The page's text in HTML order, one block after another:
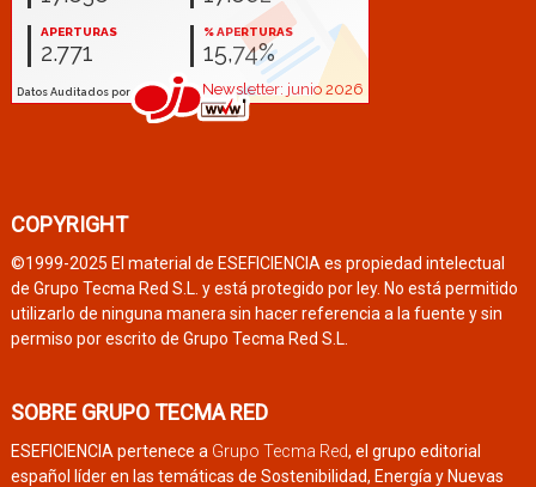
COPYRIGHT
©1999-2025 El material de ESEFICIENCIA es propiedad intelectual
de Grupo Tecma Red S.L. y está protegido por ley. No está permitido
utilizarlo de ninguna manera sin hacer referencia a la fuente y sin
permiso por escrito de Grupo Tecma Red S.L.
SOBRE GRUPO TECMA RED
ESEFICIENCIA pertenece a Grupo Tecma Red, el grupo editorial
español líder en las temáticas de Sostenibilidad, Energía y Nuevas